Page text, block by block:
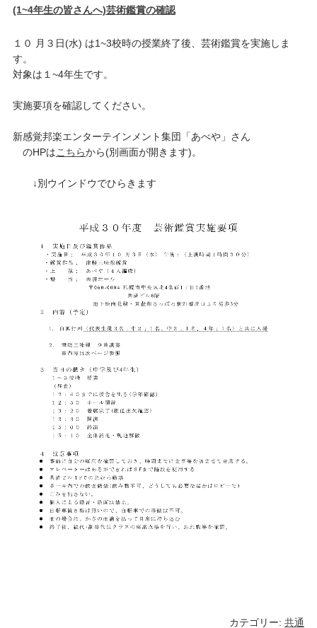
(1~4年生の皆さんへ)芸術鑑賞の確認
１０ 月３日(水) は1~3校時の授業終了後、芸術鑑賞を実施しま
す。
対象は１~4年生です。
実施要項を確認してください。
新感覚邦楽エンターテインメント集団「あべや」さん
のHPはこちらから(別画面が開きます)。
↓別ウインドウでひらきます
カテゴリー:共通